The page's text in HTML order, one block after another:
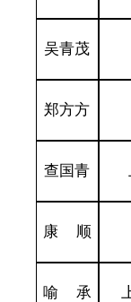
吴青茂
郑方方
查国青
康 顺
喻 承